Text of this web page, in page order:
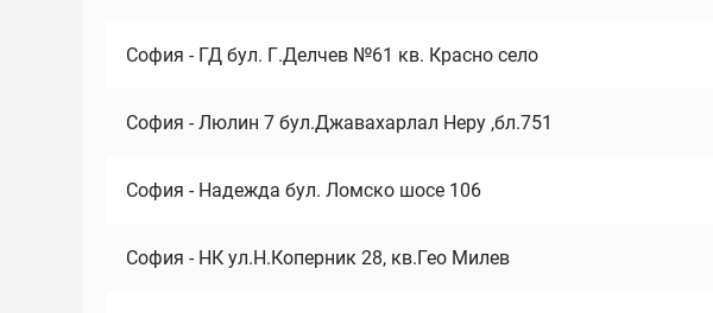
София - ГД бул. Г.Делчев №61 кв. Красно село
София - Люлин 7 бул.Джавахарлал Неру ,бл.751
София - Надежда бул. Ломско шосе 106
София - НК ул.Н.Коперник 28, кв.Гео Милев